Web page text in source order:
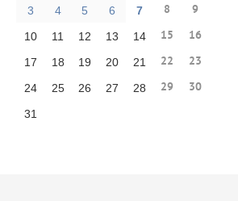
3 4 5 6 7 8 9
10 11 12 13 14 15 16
17 18 19 20 21 22 23
24 25 26 27 28 29 30
31